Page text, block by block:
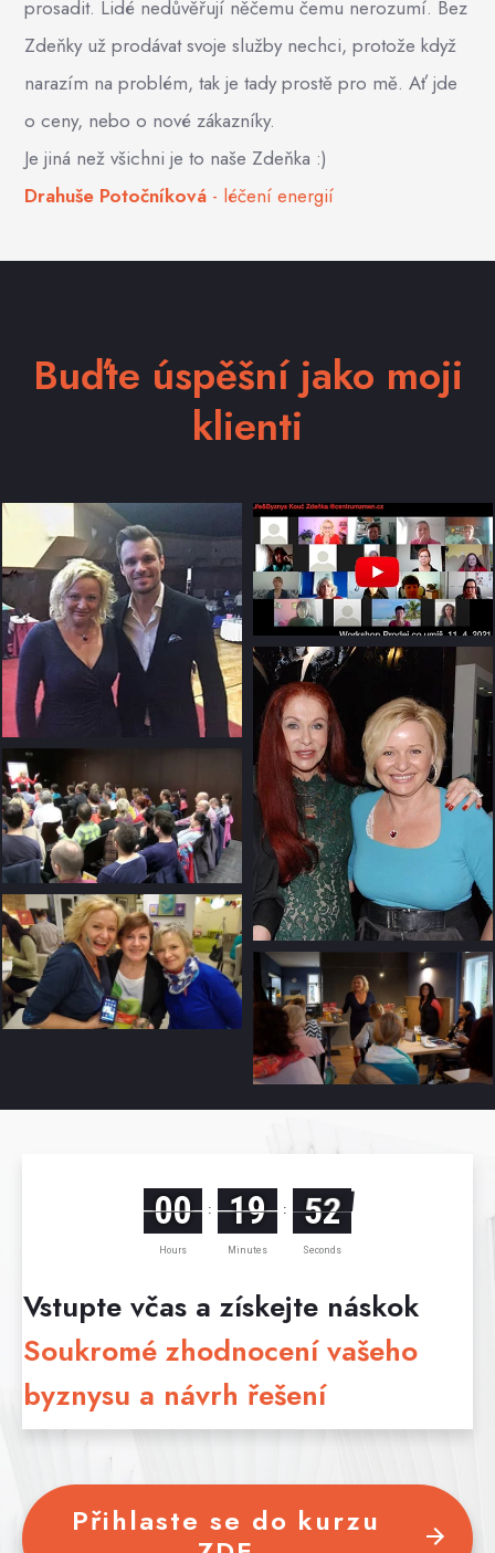
prosadit. Lidé nedůvěřují něčemu čemu nerozumí. Bez
Zdeňky už prodávat svoje služby nechci, protože když
narazím na problém, tak je tady prostě pro mě. Ať jde
o ceny, nebo o nové zákazníky.
Je jiná než všichni je to naše Zdeňka :)
Drahuše Potočníková - léčení energií
Buďte úspěšní jako moji
klienti
00
Hours
: 19
Minutes
: 50
Seconds
Vstupte včas a získejte náskok
Soukromé zhodnocení vašeho
byznysu a návrh řešení
Přihlaste se do kurzu